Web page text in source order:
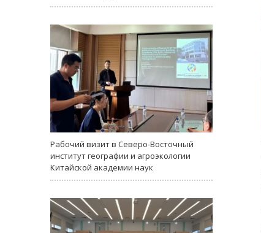
Рабочий визит в Северо-Восточный
институт географии и агроэкологии
Китайской академии наук